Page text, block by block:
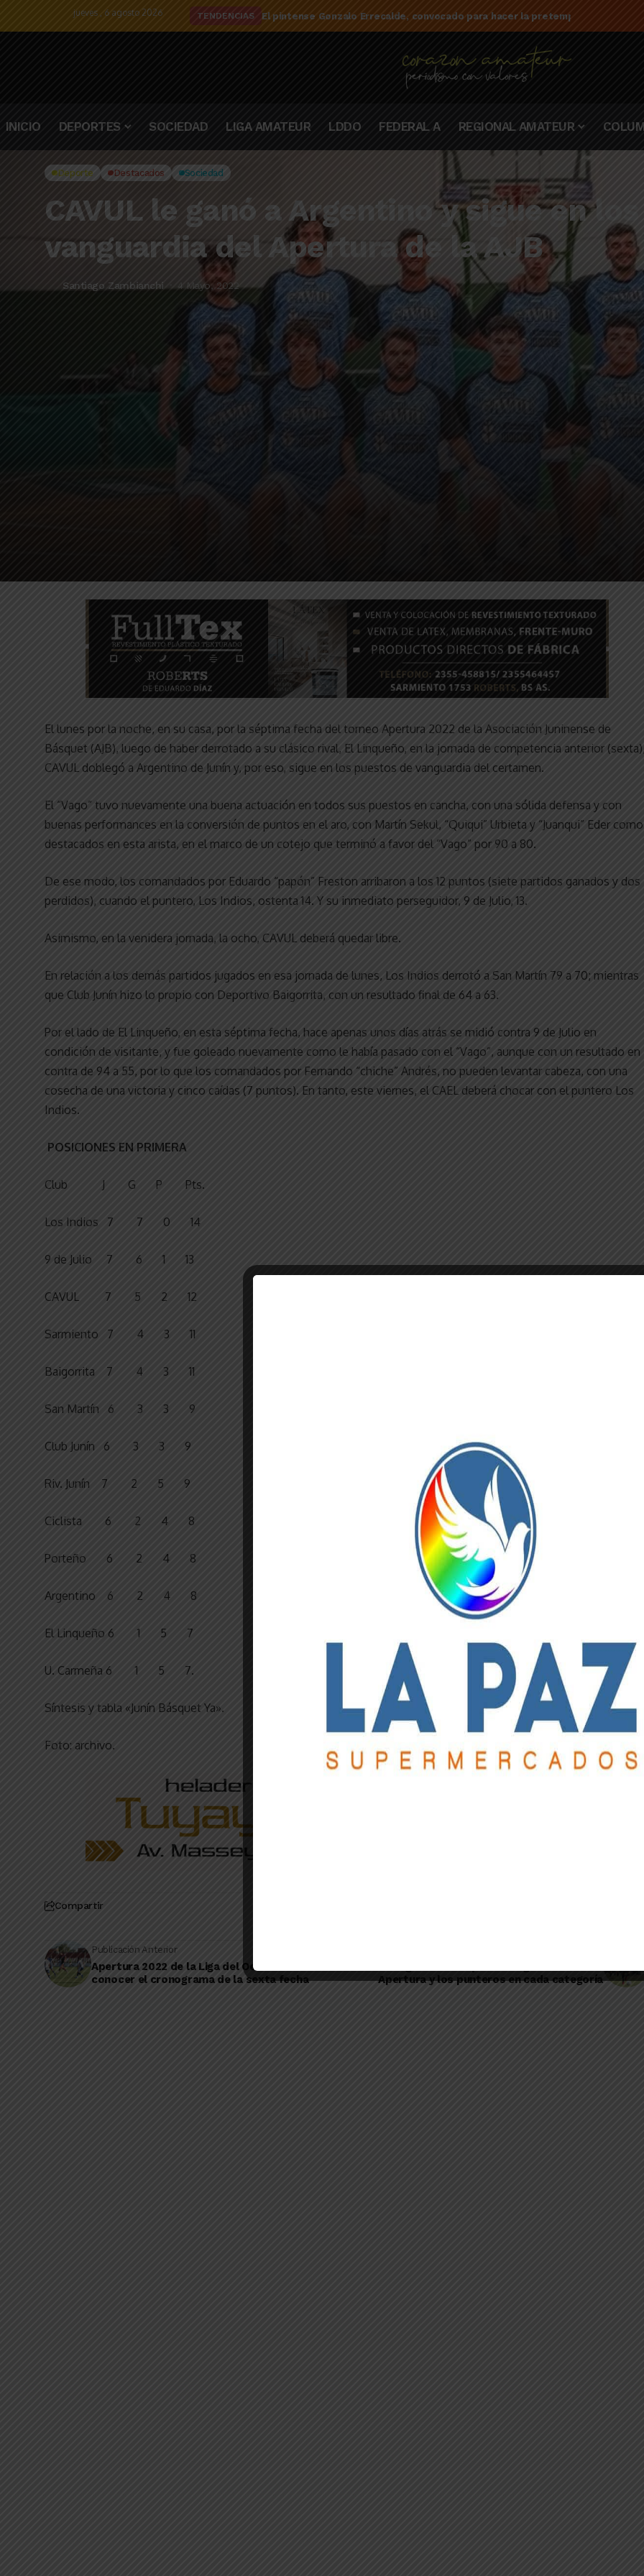
jueves , 6 agosto 2026 TENDENCIAS El detalle de la campaña de El Linqueño en el torneo Federal A 2025/2026
INICIO DEPORTES SOCIEDAD LIGA AMATEUR LDDO FEDERAL A REGIONAL AMATEUR
Deporte Destacados Sociedad
CAVUL le ganó a Argentino y sigue en
vanguardia del Apertura de la AJB
Santiago Zambianchi 4 Mayo, 2022
El lunes por la noche, en su casa, por la séptima fecha del torneo Apertura 2022 de la Asociación Juninense de
Básquet (AJB), luego de haber derrotado a su clásico rival, El Linqueño, en la jornada de competencia anterior
CAVUL doblegó a Argentino de Junín y, por eso, sigue en los puestos de vanguardia del certamen.
El “Vago” tuvo nuevamente una buena actuación en todos sus puestos en cancha, con una sólida defensa y con
buenas performances en la conversión de puntos en el aro, con Martín Sekul, “Quiqui” Urbieta y “Juanqui” Eder como
destacados en esta arista, en el marco de un cotejo que terminó a favor del “Vago” por 90 a 80.
De ese modo, los comandados por Eduardo “papón” Freston arribaron a los 12 puntos (siete partidos ganados y dos
perdidos), cuando el puntero, Los Indios, ostenta 14. Y su inmediato perseguidor, 9 de Julio, 13.
Asimismo, en la venidera jornada, la ocho, CAVUL deberá quedar libre.
En relación a los demás partidos jugados en esa jornada de lunes, Los Indios derrotó a San Martín 79 a 70; mientras
que Club Junín hizo lo propio con Deportivo Baigorrita, con un resultado final de 64 a 63.
Por el lado de El Linqueño, en esta séptima fecha, hace apenas unos días atrás se midió contra 9 de Julio en
condición de visitante, y fue goleado nuevamente como le había pasado con el “Vago”, aunque con un resultado en
contra de 94 a 55, por lo que los comandados por Fernando “chiche” Andrés, no pueden levantar cabeza, con una
cosecha de una victoria y cinco caídas (7 puntos). En tanto, este viernes, el CAEL deberá chocar con el puntero Los
Indios.
POSICIONES EN PRIMERA
Club J G P Pts.
Los Indios 7 7 0 14
9 de Julio 7 6 1 13
CAVUL 7 5 2 12
Sarmiento 7 4 3 11
Baigorrita 7 4 3 11
San Martín 6 3 3 9
Club Junín 6 3 3 9
Riv. Junín 7 2 5 9
Ciclista 6 2 4 8
Porteño 6 2 4 8
Argentino 6 2 4 8
El Linqueño 6 1 5 7
U. Carmeña 6 1 5 7.
Síntesis y tabla «Junín Básquet Ya».
Foto: archivo.
Compartir
Publicación Anterior
Apertura 2022 de la Liga del Oeste: se dio a
conocer el cronograma de la sexta fecha
Apertura y los punteros en cada categoría